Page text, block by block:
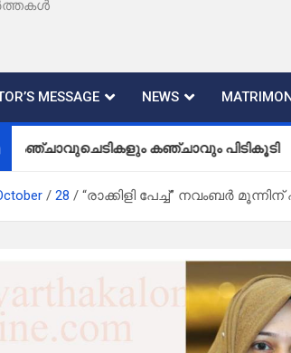
MESSAGE NEWS
കഞ്ചാവും പിടികൂടി
28 “രാക്കിളി പേച്ച്” നവംബർ